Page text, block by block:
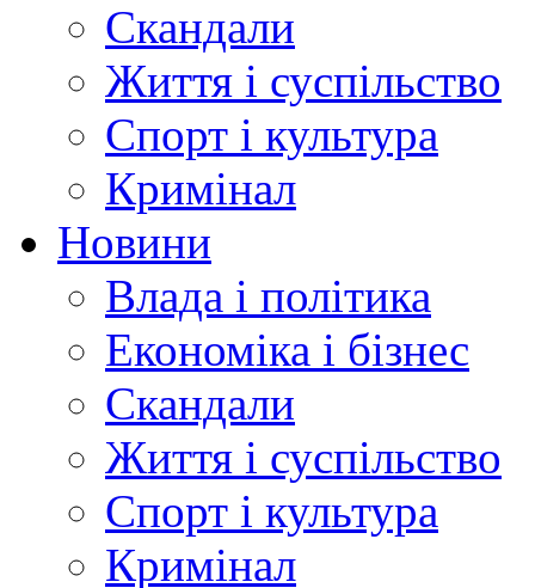
Скандали
Життя і суспільство
Спорт і культура
Кримінал
Новини
Влада і політика
Економіка і бізнес
Скандали
Життя і суспільство
Спорт і культура
Кримінал